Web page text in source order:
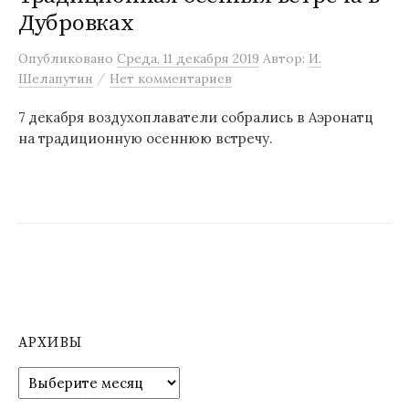
м
Дубровках
Опубликовано Среда, 11 декабря 2019 Автор: И.
Шелапутин / Нет комментариев
7 декабря воздухоплаватели собрались в Аэронатц
на традиционную осеннюю встречу.
АРХИВЫ
р